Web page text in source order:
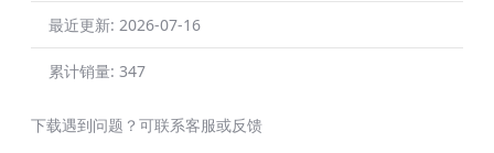
最近更新: 2026-07-16
累计销量: 347
下载遇到问题？可联系客服或反馈